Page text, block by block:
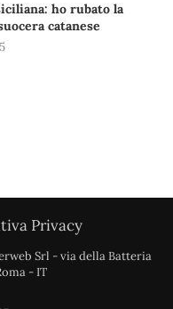
ho rubato la
catanese
Privacy
Srl - via della Batteria
- IT